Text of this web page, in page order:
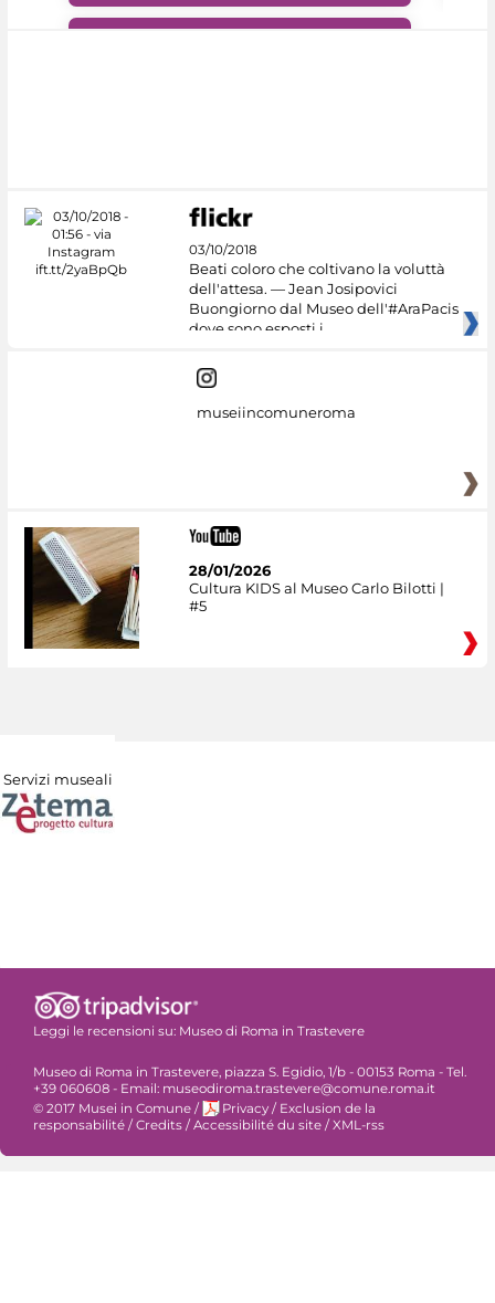
03/10/2018
Beati coloro che coltivano la voluttà
dell'attesa. — Jean Josipovici
Buongiorno dal Museo dell'#AraPacis
dove sono esposti i
museiincomuneroma
28/01/2026
Cultura KIDS al Museo Carlo Bilotti |
#5
Servizi museali
Leggi le recensioni su: Museo di Roma in Trastevere
Museo di Roma in Trastevere, piazza S. Egidio, 1/b - 00153 Roma - Tel.
+39 060608 - Email: museodiroma.trastevere@comune.roma.it
© 2017 Musei in Comune / Privacy / Exclusion de la
responsabilité / Credits / Accessibilité du site / XML-rss